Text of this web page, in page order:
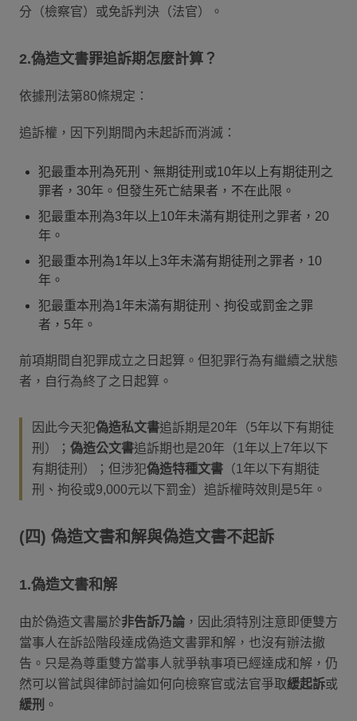
分（檢察官）或免訴判決（法官）。
2.偽造文書罪追訴期怎麼計算？
依據刑法第80條規定：
追訴權，因下列期間內未起訴而消滅：
犯最重本刑為死刑、無期徒刑或10年以上有期徒刑之
罪者，30年。但發生死亡結果者，不在此限。
犯最重本刑為3年以上10年未滿有期徒刑之罪者，20
年。
犯最重本刑為1年以上3年未滿有期徒刑之罪者，10
年。
犯最重本刑為1年未滿有期徒刑、拘役或罰金之罪
者，5年。
前項期間自犯罪成立之日起算。但犯罪行為有繼續之狀態
者，自行為終了之日起算。
因此今天犯偽造私文書追訴期是20年（5年以下有期徒
刑）； 偽造公文書追訴期也是20年（1年以上7年以下
有期徒刑）；但涉犯偽造特種文書 （1年以下有期徒
刑、拘役或9,000元以下罰金）追訴權時效則是5年。
(四) 偽造文書和解與偽造文書不起訴
1.偽造文書和解
由於偽造文書屬於非告訴乃論 ，因此須特別注意即便雙方
當事人在訴訟階段達成偽造文書罪和解，也沒有辦法撤
告。只是為尊重雙方當事人就爭執事項已經達成和解，仍
然可以嘗試與律師討論如何向檢察官或法官爭取緩起訴或
緩刑 。